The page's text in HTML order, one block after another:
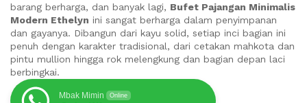
barang berharga, dan banyak lagi, Bufet Pajangan Minimalis
Modern Ethelyn ini sangat berharga dalam penyimpanan
dan gayanya. Dibangun dari kayu solid, setiap inci bagian ini
penuh dengan karakter tradisional, dari cetakan mahkota dan
pintu mullion hingga rok melengkung dan bagian depan laci
berbingkai.
Mbak Mimin Online